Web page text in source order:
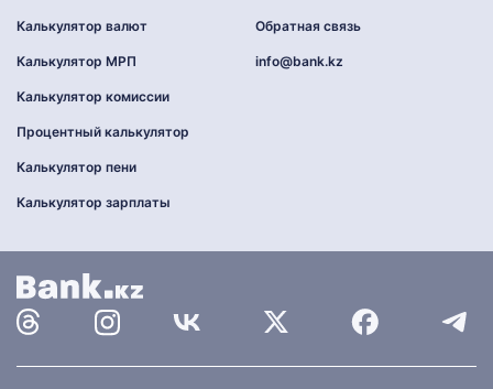
Калькулятор валют
Калькулятор МРП
Калькулятор комиссии
Процентный калькулятор
Калькулятор пени
Калькулятор зарплаты
Обратная связь
info@bank.kz